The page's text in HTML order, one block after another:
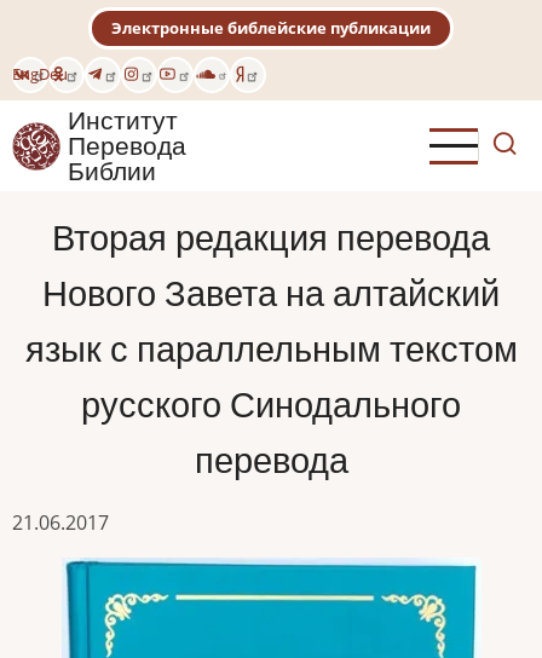
основному
содержанию
EngDeu
Электронные библейские публикации
Институт
Перевода
Библии
Вторая редакция перевода
Нового Завета на алтайский
язык с параллельным текстом
русского Синодального
перевода
21.06.2017